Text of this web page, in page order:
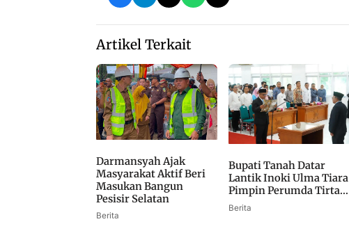
Artikel Terkait
Darmansyah Ajak
Masyarakat Aktif Beri
Masukan Bangun
Pesisir Selatan
Berita
Bupati Tanah Datar
Lantik Inoki Ulma Tiara
Pimpin Perumda Tirta...
Berita